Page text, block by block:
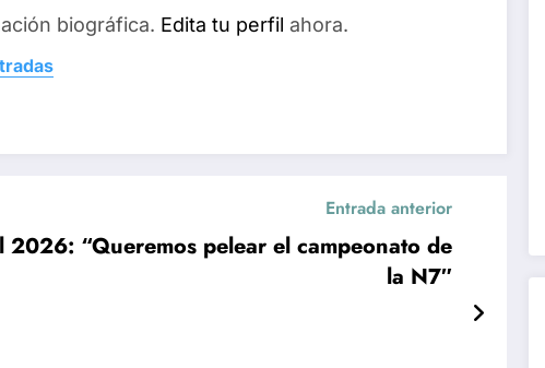
biográfica. Edita tu perfil ahora.
Entrada anterior
“Queremos pelear el campeonato de
la N7″